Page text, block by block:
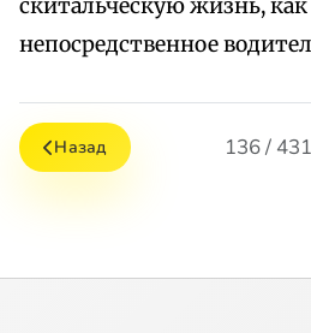
скитальческую жизнь, как
непосредственное
Назад 136 / 431